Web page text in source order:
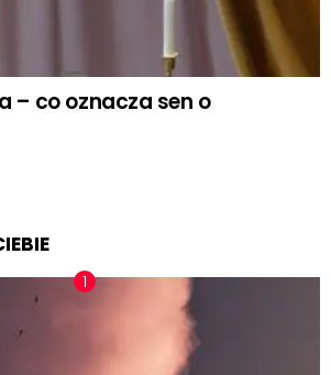
– co oznacza sen o